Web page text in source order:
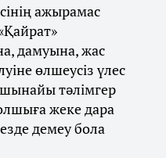
ажырамас
дамуына, жас
өлшеусіз үлес
тәлімгер
жеке дара
демеу бола